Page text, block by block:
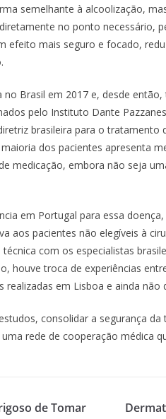
semelhante à alcoolização,
no ponto necessário,
efeito mais seguro e focado,
no Brasil em 2017 e, desde
pelo Instituto Dante
brasileira para o tratamento
dos pacientes apresenta
medicação, embora não seja
em Portugal para essa
aos pacientes não elegíveis à
com os especialistas
houve troca de experiências
em Lisboa e ainda não
consolidar a segurança
rede de cooperação médica
de Tomar